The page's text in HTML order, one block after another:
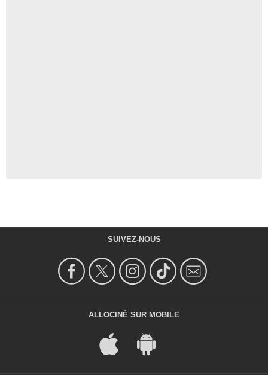
SUIVEZ-NOUS
ALLOCINÉ SUR MOBILE